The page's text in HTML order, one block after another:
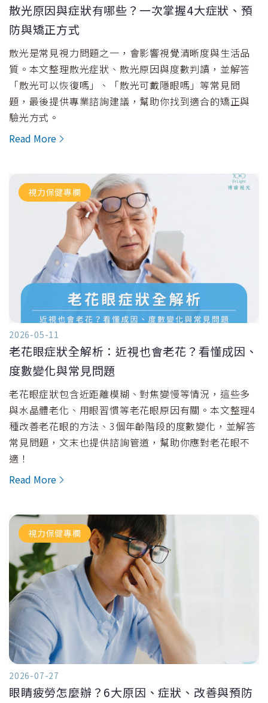
散光原因與症狀有哪些？一次掌握4大症狀、預
防與矯正方式
散光是常見視力問題之一，會影響視覺清晰度與生活品
質。本文整理散光症狀、散光原因與度數判讀，並解答
「散光可以恢復嗎」、「散光可戴隱眼嗎」等常見問
題，最後提供專業諮詢建議，幫助你找到適合的矯正與
驗光方式。
Read More
視力保健專欄
2026-05-11
老花眼症狀全解析：近視也會老花？看懂成因、
度數變化與常見問題
老花眼症狀包含近距離模糊、對焦變慢等情況，這些多
與水晶體老化、用眼習慣等老花眼原因有關。本文整理4
種改善老花眼的方法、3個年齡階段的度數變化，並解答
常見問題，文末也提供諮詢管道，幫助你應對老花眼不
適！
Read More
視力保健專欄
2026-07-27
眼睛疲勞怎麼辦？6大原因、症狀、改善與預防